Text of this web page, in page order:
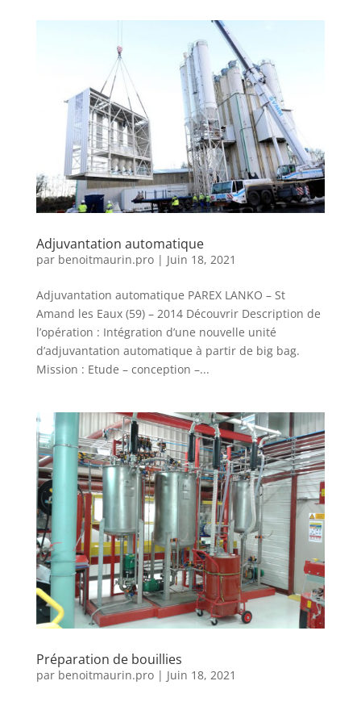
Adjuvantation automatique
par benoitmaurin.pro| Juin 18, 2021
Adjuvantation automatique PAREX LANKO – St
Amand les Eaux (59) – 2014 Découvrir Description de
l’opération : Intégration d’une nouvelle unité
d’adjuvantation automatique à partir de big bag.
Mission : Etude – conception –...
Préparation de bouillies
par benoitmaurin.pro| Juin 18, 2021